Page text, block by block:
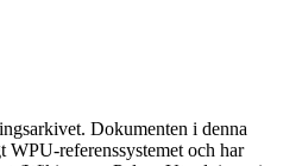
Dokumenten i denna
WPU-referenssystemet och har